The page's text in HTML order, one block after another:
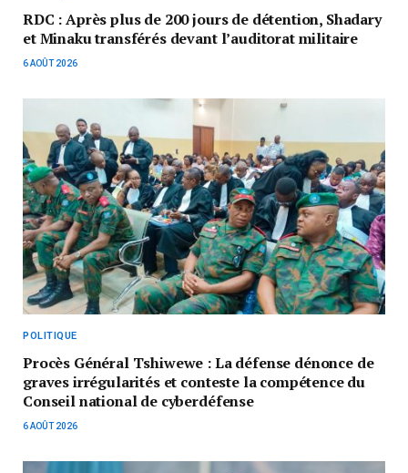
RDC : Après plus de 200 jours de détention, Shadary
et Minaku transférés devant l’auditorat militaire
6 AOÛT 2026
POLITIQUE
Procès Général Tshiwewe : La défense dénonce de
graves irrégularités et conteste la compétence du
Conseil national de cyberdéfense
6 AOÛT 2026